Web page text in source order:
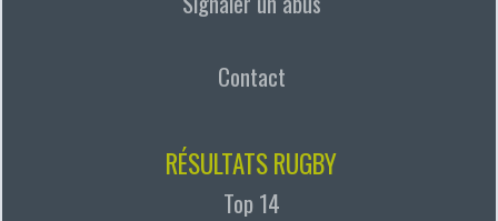
Contact
RÉSULTATS RUGBY
Top 14